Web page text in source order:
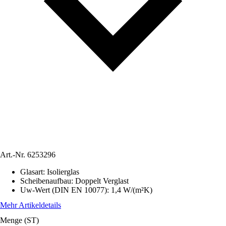
Art.-Nr. 6253296
Glasart: Isolierglas
Scheibenaufbau: Doppelt Verglast
Uw-Wert (DIN EN 10077): 1,4 W/(m²K)
Mehr Artikeldetails
Menge (ST)